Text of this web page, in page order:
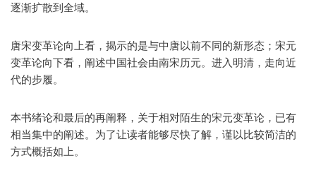
逐渐扩散到全域。
唐宋变革论向上看，揭示的是与中唐以前不同的新形态；宋元
变革论向下看，阐述中国社会由南宋历元。进入明清，走向近
代的步履。
本书绪论和最后的再阐释，关于相对陌生的宋元变革论，已有
相当集中的阐述。为了让读者能够尽快了解，谨以比较简洁的
方式概括如上。